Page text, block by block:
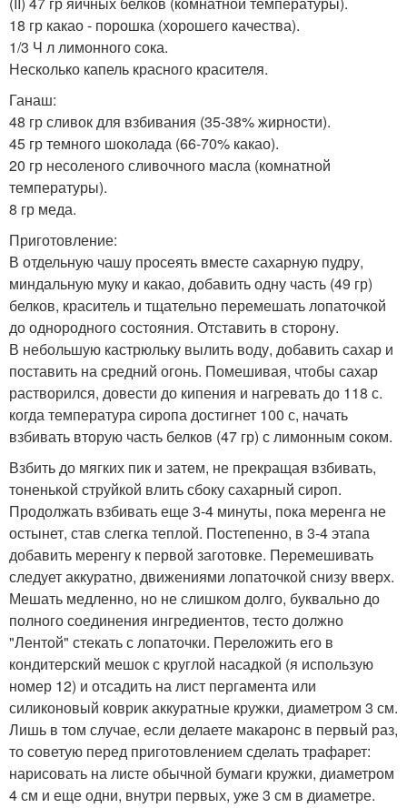
18 гр какао - порошка (хорошего качества).
1/3 Ч л лимонного сока.
Несколько капель красного красителя.
Ганаш:
48 гр сливок для взбивания (35-38% жирности).
45 гр темного шоколада (66-70% какао).
20 гр несоленого сливочного масла (комнатной
температуры).
8 гр меда.
Приготовление:
В отдельную чашу просеять вместе сахарную пудру,
миндальную муку и какао, добавить одну часть (49 гр)
белков, краситель и тщательно перемешать лопаточкой
до однородного состояния. Отставить в сторону.
В небольшую кастрюльку вылить воду, добавить сахар и
поставить на средний огонь. Помешивая, чтобы сахар
растворился, довести до кипения и нагревать до 118 с.
когда температура сиропа достигнет 100 с, начать
взбивать вторую часть белков (47 гр) с лимонным соком.
Взбить до мягких пик и затем, не прекращая взбивать,
тоненькой струйкой влить сбоку сахарный сироп.
Продолжать взбивать еще 3-4 минуты, пока меренга не
остынет, став слегка теплой. Постепенно, в 3-4 этапа
добавить меренгу к первой заготовке. Перемешивать
следует аккуратно, движениями лопаточкой снизу вверх.
Мешать медленно, но не слишком долго, буквально до
полного соединения ингредиентов, тесто должно
"Лентой" стекать с лопаточки. Переложить его в
кондитерский мешок с круглой насадкой (я использую
номер 12) и отсадить на лист пергамента или
силиконовый коврик аккуратные кружки, диаметром 3 см.
Лишь в том случае, если делаете макаронс в первый раз,
то советую перед приготовлением сделать трафарет:
нарисовать на листе обычной бумаги кружки, диаметром
4 см и еще одни, внутри первых, уже 3 см в диаметре.